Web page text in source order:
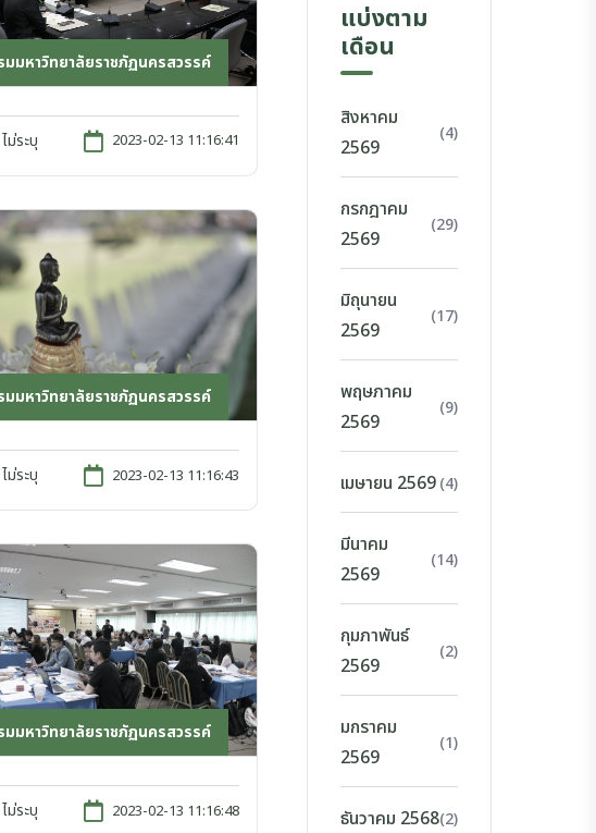
มหาวิทยาลัยราชภัฏนครสวรรค์
ไม่ระบุ 2023-02-13 11:16:41
มหาวิทยาลัยราชภัฏนครสวรรค์
ไม่ระบุ 2023-02-13 11:16:43
มหาวิทยาลัยราชภัฏนครสวรรค์
ไม่ระบุ 2023-02-13 11:16:48
แบ่งตาม
เดือน
สิงหาคม
2569
(4)
กรกฎาคม
2569
(29)
มิถุนายน
2569
(17)
พฤษภาคม
2569
(9)
เมษายน 2569(4)
มีนาคม
2569
(14)
กุมภาพันธ์
2569
(2)
มกราคม
2569
(1)
ธันวาคม 2568(2)